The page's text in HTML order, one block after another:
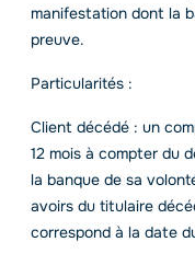
manifestation dont la
preuve.
Particularités :
Client décédé : un
12 mois à compter du
la banque de sa
avoirs du titulaire
correspond à la date